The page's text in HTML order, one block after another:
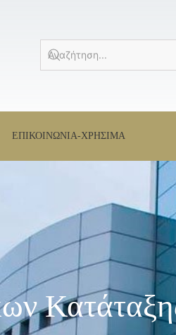
ΕΠΙΚΟΙΝΩΝΙΑ-ΧΡΗΣΙΜΑ